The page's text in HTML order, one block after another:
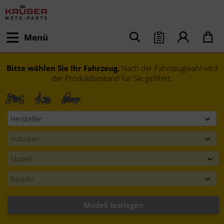
Menü
Bitte wählen Sie Ihr Fahrzeug. Nach der Fahrzeugwahl wird
der Produktbestand für Sie gefiltert.
Modell festlegen